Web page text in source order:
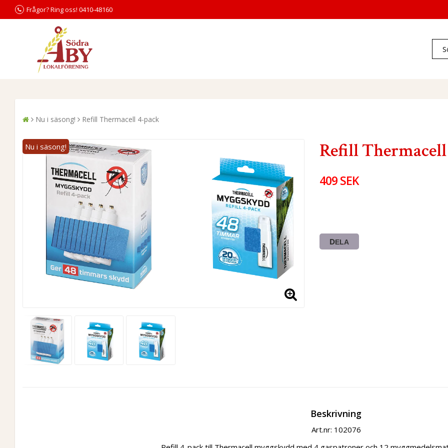
Frågor? Ring oss! 0410-48160
Nu i säsong! Refill Thermacell 4-pack
Refill
409 SEK
DELA
Beskrivning
Art.nr: 102076